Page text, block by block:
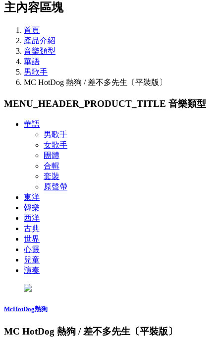
主內容區塊
首頁
產品介紹
音樂類型
華語
男歌手
MC HotDog 熱狗 / 差不多先生〔平裝版〕
MENU_HEADER_PRODUCT_TITLE 音樂類型
華語
男歌手
女歌手
團體
合輯
套裝
原聲帶
東洋
韓樂
西洋
古典
世界
心靈
兒童
演奏
McHotDog熱狗
MC HotDog 熱狗 / 差不多先生〔平裝版〕